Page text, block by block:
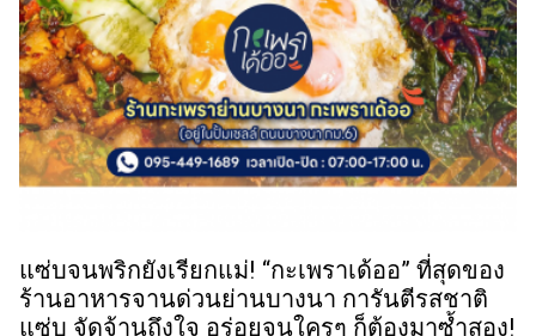
แซ่บจนพริกยังเรียกแม่! “กะเพราเด้ออ” ที่สุดของ
ร้านอาหารจานด่วนย่านบางนา การันตีรสชาติ
แซ่บ จัดจ้านถึงใจ อร่อยจนใครๆ ก็ต้องมาซ้ำสอง!